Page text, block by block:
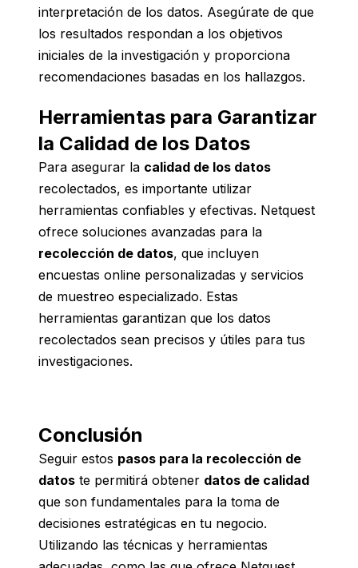
interpretación de los datos. Asegúrate de que
los resultados respondan a los objetivos
iniciales de la investigación y proporciona
recomendaciones basadas en los hallazgos.
Herramientas para Garantizar
la Calidad de los Datos
Para asegurar la calidad de los datos
recolectados, es importante utilizar
herramientas confiables y efectivas. Netquest
ofrece soluciones avanzadas para la
recolección de datos, que incluyen
encuestas online personalizadas y servicios
de muestreo especializado. Estas
herramientas garantizan que los datos
recolectados sean precisos y útiles para tus
investigaciones.
Conclusión
Seguir estos pasos para la recolección de
datos te permitirá obtener datos de calidad
que son fundamentales para la toma de
decisiones estratégicas en tu negocio.
Utilizando las técnicas y herramientas